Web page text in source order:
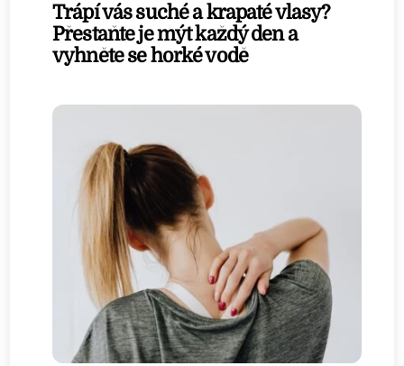
Trápí vás suché a krapaté vlasy?
Přestaňte je mýt každý den a
vyhněte se horké vodě